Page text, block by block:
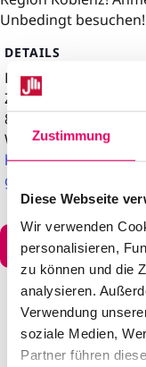
Zustimmung
Diese Webseite
Wir verwenden
personalisieren,
zu können und die
analysieren.
Verwendung
soziale Medien,
Partner führen
Unbedingt besuchen!
DETAILS
Datum:
Zeit:
8:00 – 17:00
Website:
https://www.ihk.de/
g/azubispots-5549240
Zum